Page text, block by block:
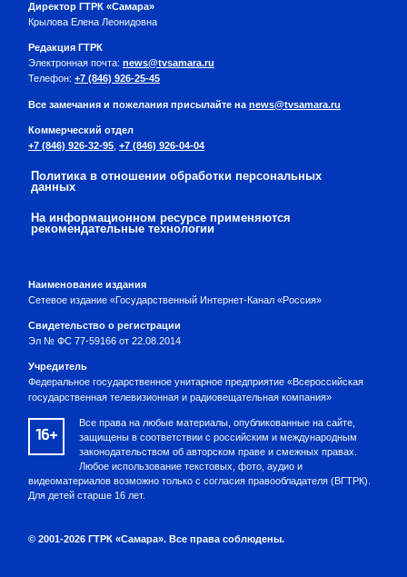
Директор ГТРК «Самара»
Крылова Елена Леонидовна
Редакция ГТРК
Электронная почта: news@tvsamara.ru
Телефон: +7 (846) 926-25-45
Все замечания и пожелания присылайте на news@tvsamara.ru
Коммерческий отдел
+7 (846) 926-32-95 +7 (846) 926-04-04
Политика в отношении обработки персональных
данных
На информационном ресурсе применяются
рекомендательные технологии
Наименование издания
Сетевое издание «Государственный Интернет-Канал «Россия»
Свидетельство о регистрации
Эл № ФС 77-59166 от 22.08.2014
Учредитель
Федеральное государственное унитарное предприятие «Всероссийская
государственная телевизионная и радиовещательная компания»
16+
Все права на любые материалы, опубликованные на сайте,
защищены в соответствии с российским и международным
законодательством об авторском праве и смежных правах.
Любое использование текстовых, фото, аудио и
видеоматериалов возможно только с согласия правообладателя (ВГТРК).
Для детей старше 16 лет.
© 2001-2026 ГТРК «Самара». Все права соблюдены.